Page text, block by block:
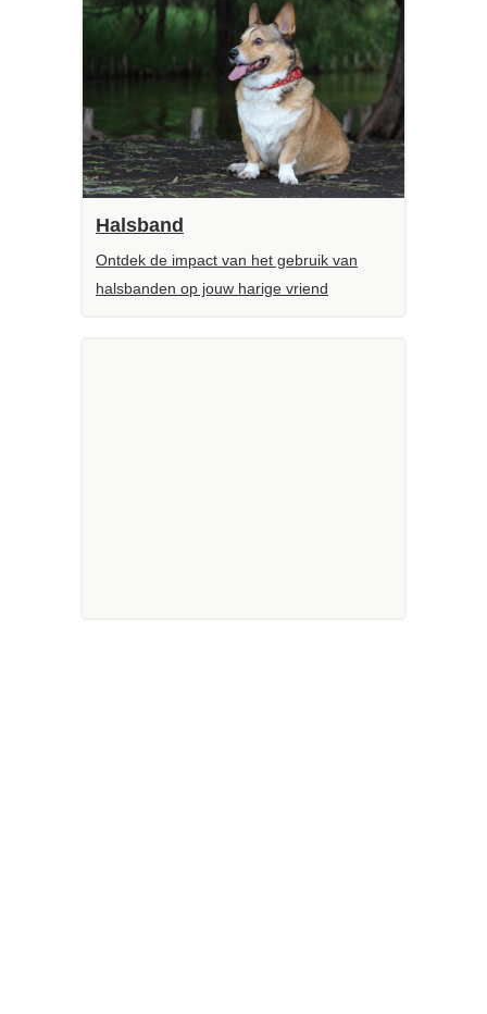
Halsband
Ontdek de impact van het gebruik van
halsbanden op jouw harige vriend